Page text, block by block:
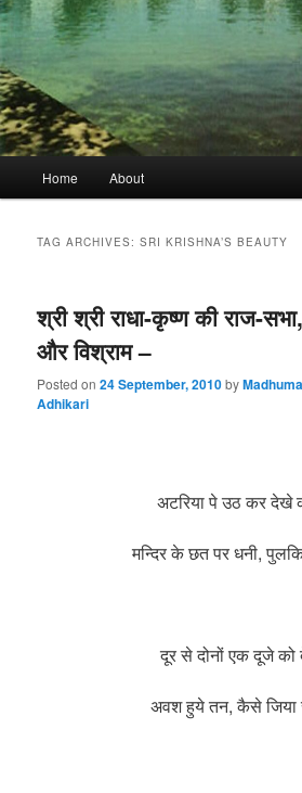
Home About
TAG ARCHIVES:SRI KRISHNA’S BEAUTY
श्री श्री राधा-कृष्ण की राज-
और विश्राम –
Posted on24 September, 2010by
Adhikari
अटरिया पे उठ कर देखे
मन्दिर के छत पर धनी,
दूर से दोनों एक दूजे
अवश हुये तन, कैसे जिया